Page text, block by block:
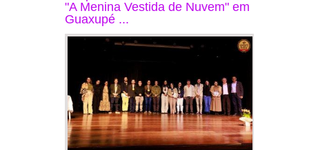
"A Menina Vestida de Nuvem" em
Guaxupé ...